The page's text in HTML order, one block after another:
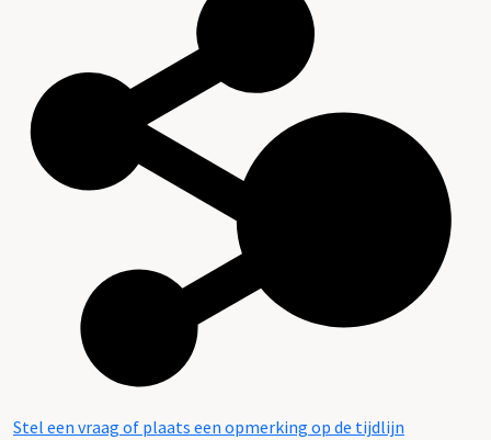
Stel een vraag of plaats een opmerking op de tijdlijn